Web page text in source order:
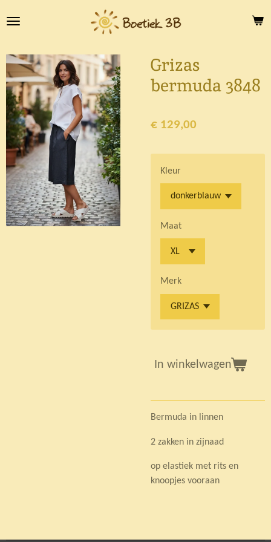
direct
de
hoofdinhoud
Grizas
bermuda 3848
€ 129,00
Kleur
Maat
Merk
In winkelwagen
Bermuda in linnen
2 zakken in zijnaad
op elastiek met rits en
knoopjes vooraan